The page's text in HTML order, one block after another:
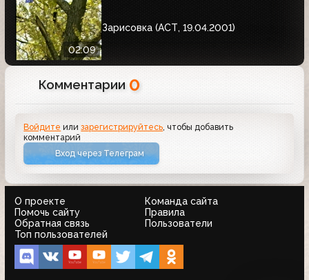
02:09
Зарисовка (АСТ, 19.04.2001)
Комментарии 0
Войдите илизарегистрируйтесь, чтобы добавить
комментарий
Вход через Телеграм
О проекте
Команда сайта
Помочь сайту
Правила
Обратная связь
Пользователи
Топ пользователей